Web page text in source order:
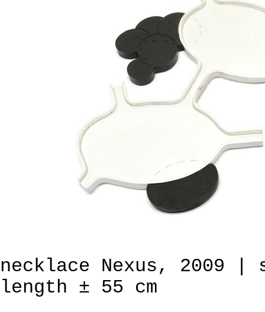
necklace Nexus, 2009
length ± 55 cm